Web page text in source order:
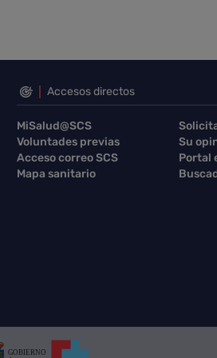
Accesos directos
MiSalud@SCS
Voluntades previas
Su
Acceso correo SCS
Portal
Mapa sanitario